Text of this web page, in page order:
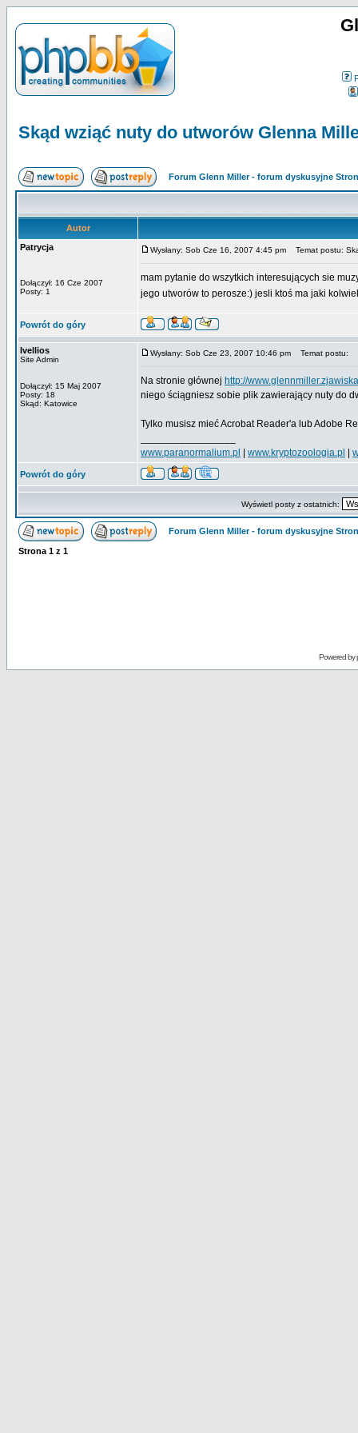
Skąd wziąć nuty do utworów Glenna
Forum Glenn Miller - forum dyskusyjne
Autor
Patrycja
Dołączył: 16 Cze 2007
Posty: 1
Wysłany: Sob Cze 16, 2007 4:45 pm Temat postu:
mam pytanie do wszytkich interesujących sie
jego utworów to perosze:) jesli ktoś ma jaki
Powrót do góry
Ivellios
Site Admin
Dołączył: 15 Maj 2007
Posty: 18
Skąd: Katowice
Wysłany: Sob Cze 23, 2007 10:46 pm Temat postu:
Na stronie głównej http://
niego ściągniesz sobie plik zawierający nuty do
Tylko musisz mieć Acrobat Reader'a lub Adobe
www.paranormalium.pl
www.kryptozoologia.pl
Powrót do góry
Wyświetl posty z ostatnich:
Forum Glenn Miller - forum dyskusyjne
Strona 1 z 1
Powered by